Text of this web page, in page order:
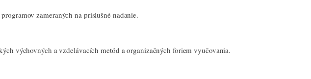
zameraných na príslušné nadanie.
výchovných a vzdelávacích metód a organizačných foriem vyučovania.